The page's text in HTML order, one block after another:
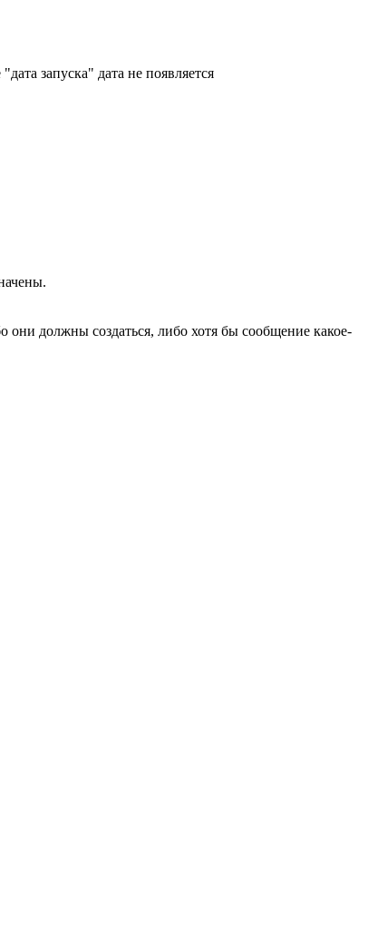
запуска" дата не появляется
должны создаться, либо хотя бы сообщение какое-